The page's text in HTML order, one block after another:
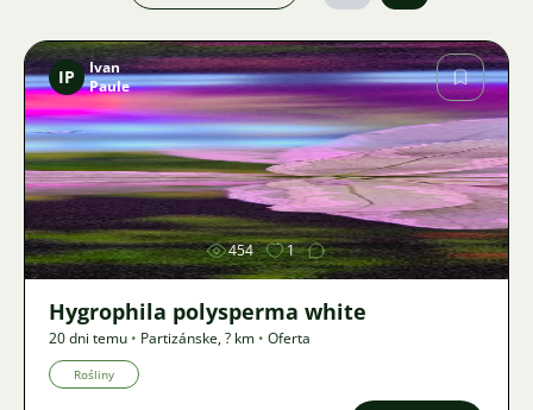
Zdjęcie
IP
Ivan
Paule
454 1
Hygrophila polysperma white
20 dni temu • Partizánske,? km • Oferta
Rośliny